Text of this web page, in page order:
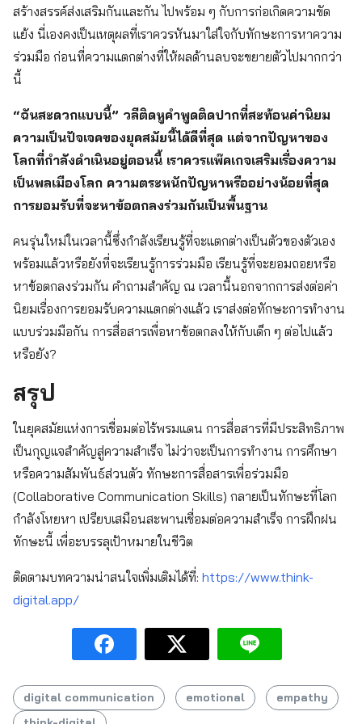
สร้างสรรค์ส่งเสริมกันและกัน ไปพร้อม ๆ กับการก่อเกิดความขัด
แย้ง นี่เองคงเป็นเหตุผลที่เราควรหันมาใส่ใจกับทักษะการหาความ
ร่วมมือ ก่อนที่ความแตกต่างที่ให้ผลด้านลบจะขยายตัวไปมากกว่า
นี้
“ฉันสะดวกแบบนี้” วลีติดหูคำพูดติดปากที่สะท้อนค่านิยม
ความเป็นปัจเจคของยุคสมัยนี้ได้ดีที่สุด แต่จากปัญหาของ
โลกที่กำลังดำเนินอยู่ตอนนี้ เราควรแพ๊คเกจเสริมเรื่องความ
เป็นพลเมืองโลก ความตระหนักปัญหาหรืออย่างน้อยที่สุด
การยอมรับที่จะหาข้อตกลงร่วมกันเป็นพื้นฐาน
คนรุ่นใหม่ในเวลานี้ซึ่งกำลังเรียนรู้ที่จะแตกต่างเป็นตัวของตัวเอง
พร้อมแล้วหรือยังที่จะเรียนรู้การร่วมมือ เรียนรู้ที่จะยอมถอยหรือ
หาข้อตกลงร่วมกัน คำถามสำคัญ ณ เวลานี้นอกจากการส่งต่อค่า
นิยมเรื่องการยอมรับความแตกต่างแล้ว เราส่งต่อทักษะการทำงาน
แบบร่วมมือกัน การสื่อสารเพื่อหาข้อตกลงให้กับเด็ก ๆ ต่อไปแล้ว
หรือยัง?
สรุป
ในยุคสมัยแห่งการเชื่อมต่อไร้พรมแดน การสื่อสารที่มีประสิทธิภาพ
เป็นกุญแจสำคัญสู่ความสำเร็จ ไม่ว่าจะเป็นการทำงาน การศึกษา
หรือความสัมพันธ์ส่วนตัว ทักษะการสื่อสารเพื่อร่วมมือ
(Collaborative Communication Skills) กลายเป็นทักษะที่โลก
กำลังโหยหา เปรียบเสมือนสะพานเชื่อมต่อความสำเร็จ การฝึกฝน
ทักษะนี้ เพื่อะบรรลุเป้าหมายในชีวิต
ติดตามบทความน่าสนใจเพิ่มเติมได้ที่: https://www.think-
digital.app/
digital communication emotional
empathy